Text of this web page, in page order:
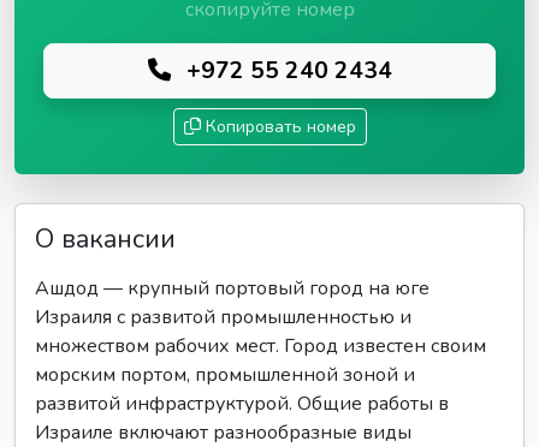
скопируйте номер
+972 55 240 2434
Копировать номер
О вакансии
Ашдод — крупный портовый город на юге
Израиля с развитой промышленностью и
множеством рабочих мест. Город известен своим
морским портом, промышленной зоной и
развитой инфраструктурой. Общие работы в
Израиле включают разнообразные виды